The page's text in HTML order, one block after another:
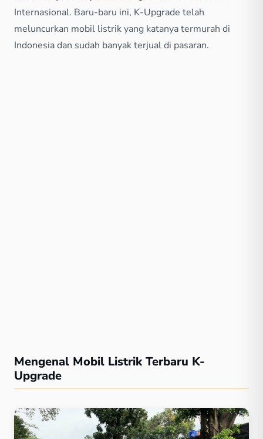
Internasional. Baru-baru ini, K-Upgrade telah
meluncurkan mobil listrik yang katanya termurah di
Indonesia dan sudah banyak terjual di pasaran.
Mengenal Mobil Listrik Terbaru K-
Upgrade